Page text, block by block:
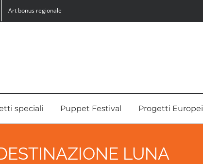
Art bonus regionale
speciali Puppet Festival Progetti Europei
LUNA